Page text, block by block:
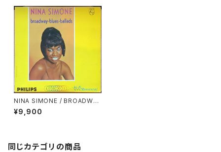
NINA SIMONE / BROADWA
Y・BLUES・BALLADS
¥9,900
同じカテゴリの商品